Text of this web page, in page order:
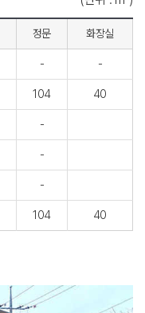
정문 화장실
- -
104 40
-
-
-
104 40